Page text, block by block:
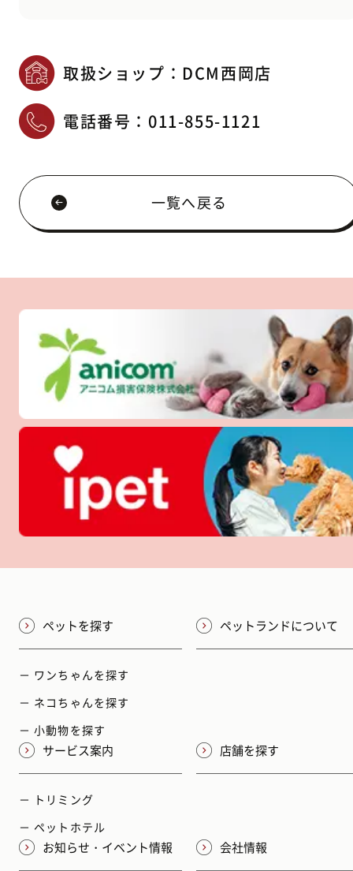
取扱ショップ：DCM西岡店
電話番号： 011-855-1121
一覧へ戻る
ペットを探す
－ ワンちゃんを探す
－ ネコちゃんを探す
－ 小動物を探す
ペットランドについて
サービス案内
－ トリミング
－ ペットホテル
店舗を探す
お知らせ・イベント情報 会社情報